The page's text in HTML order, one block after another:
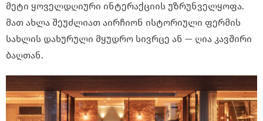
მეტი ყოველდღიური ინტერაქციის უზრუნველყოფა.
მათ ახლა შეუძლიათ აირჩიონ ისტორიული ფერმის
სახლის დახურული მყუდრო სივრცე ან — ღია კავშირი
ბაღთან.